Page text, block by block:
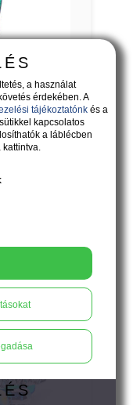
lime-
eleganciája
a használat
érdekében. A
tájékoztatónkés a
kapcsolatos
a láblécben